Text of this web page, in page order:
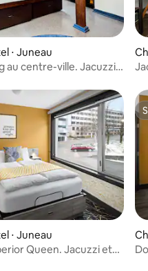
⋅ Juneau
au centre-ville. Jacuzzi
⋅ Juneau
Queen. Jacuzzi et